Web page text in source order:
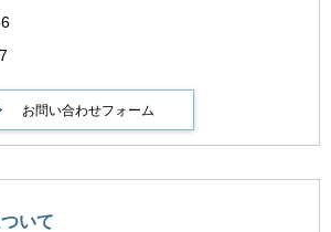
いて